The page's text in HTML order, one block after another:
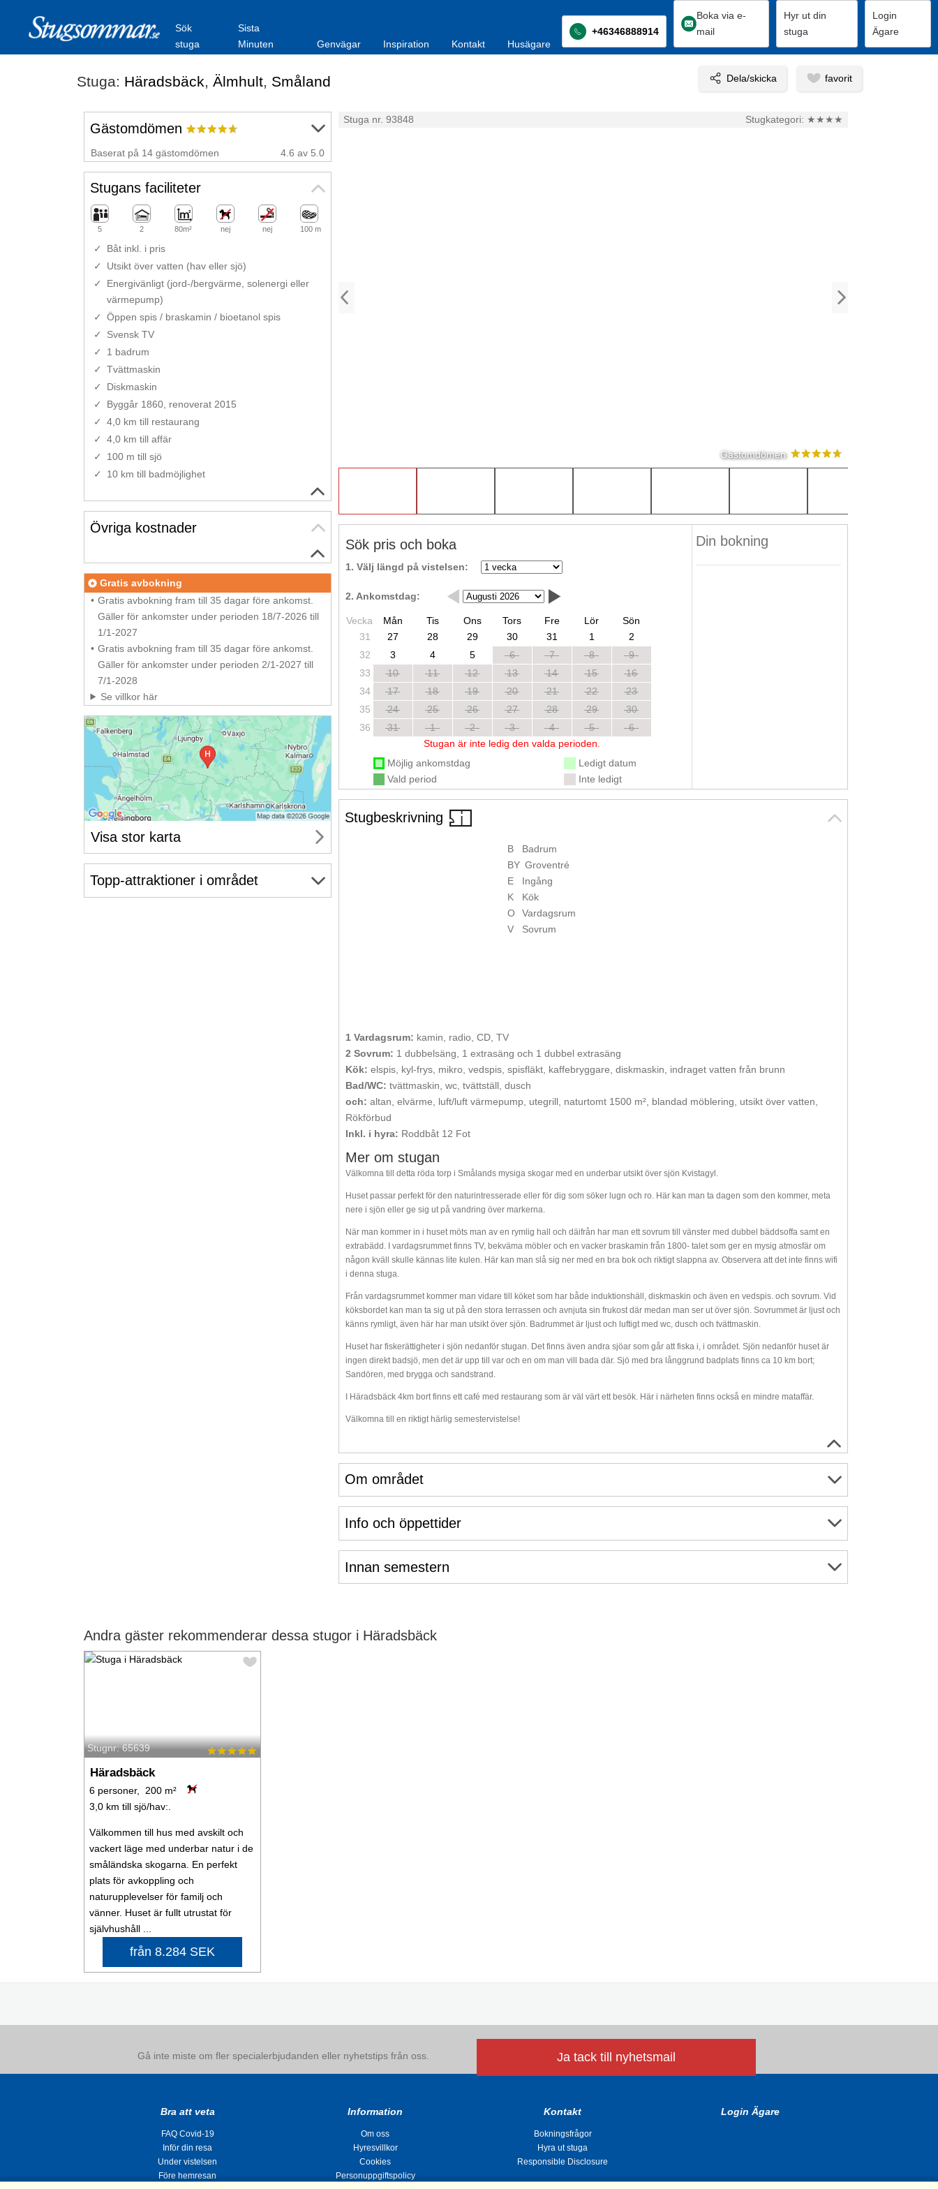
Sök
stuga
Sista
Minuten
Genvägar Inspiration Kontakt Husägare
+46346888914
Boka via e-
mail
Hyr ut din
stuga
Login
Ägare
Stuga: Häradsbäck, Älmhult, Småland
Stuga nr. 93848 Stugkategori: ★★★★
Gästomdömen
Sök pris och boka
1. Välj längd på vistelsen:
2. Ankomstdag:
Vecka Mån Tis Ons Tors Fre Lör
Sön
31
27 28 29 30 31 1
2
32
3 4 5 6 7 8
9
33
10 11 12 13 14 15
16
34
17 18 19 20 21 22
23
35
24 25 26 27 28 29
30
36
31 1 2 3 4 5
6
Stugan är inte ledig den valda perioden.
Möjlig ankomstdag
Vald period
Ledigt datum
Inte ledigt
Din bokning
Stugbeskrivning
B
Badrum
BY Groventré
E
Ingång
K
Kök
O
Vardagsrum
V
Sovrum
1 Vardagsrum: kamin, radio, CD, TV
2 Sovrum: 1 dubbelsäng, 1 extrasäng och 1 dubbel extrasäng
Kök: elspis, kyl-frys, mikro, vedspis, spisfläkt, kaffebryggare, diskmaskin, indraget vatten från brunn
Bad/WC: tvättmaskin, wc, tvättställ, dusch
och: altan, elvärme, luft/luft värmepump, utegrill, naturtomt 1500 m², blandad möblering, utsikt över vatten,
Rökförbud
Inkl. i hyra: Roddbåt 12 Fot
Mer om stugan
Välkomna till detta röda torp i Smålands mysiga skogar med en underbar utsikt över sjön Kvistagyl.
Huset passar perfekt för den naturintresserade eller för dig som söker lugn och ro. Här kan man ta dagen som den kommer, meta
nere i sjön eller ge sig ut på vandring över markerna.
När man kommer in i huset möts man av en rymlig hall och däifrån har man ett sovrum till vänster med dubbel bäddsoffa samt en
extrabädd. I vardagsrummet finns TV, bekväma möbler och en vacker braskamin från 1800- talet som ger en mysig atmosfär om
någon kväll skulle kännas lite kulen. Här kan man slå sig ner med en bra bok och riktigt slappna av. Observera att det inte finns wifi
i denna stuga.
Från vardagsrummet kommer man vidare till köket som har både induktionshäll, diskmaskin och även en vedspis. och sovrum. Vid
köksbordet kan man ta sig ut på den stora terrassen och avnjuta sin frukost där medan man ser ut över sjön. Sovrummet är ljust och
känns rymligt, även här har man utsikt över sjön. Badrummet är ljust och luftigt med wc, dusch och tvättmaskin.
Huset har fiskerättigheter i sjön nedanför stugan. Det finns även andra sjöar som går att fiska i, i området. Sjön nedanför huset är
ingen direkt badsjö, men det är upp till var och en om man vill bada där. Sjö med bra långgrund badplats finns ca 10 km bort;
Sandören, med brygga och sandstrand.
I Häradsbäck 4km bort finns ett café med restaurang som är väl värt ett besök. Här i närheten finns också en mindre mataffär.
Välkomna till en riktigt härlig semestervistelse!
Om området
Info och öppettider
Innan semestern
Gästomdömen
Baserat på 14 gästomdömen 4.6 av 5.0
Stugans faciliteter
5 2 80m² nej nej 100 m
Båt inkl. i pris
Utsikt över vatten (hav eller sjö)
Energivänligt (jord-/bergvärme, solenergi eller
värmepump)
Öppen spis / braskamin / bioetanol spis
Svensk TV
1 badrum
Tvättmaskin
Diskmaskin
Byggår 1860, renoverat 2015
4,0 km till restaurang
4,0 km till affär
100 m till sjö
10 km till badmöjlighet
Övriga kostnader
Gratis avbokning
Gratis avbokning fram till 35 dagar före ankomst.
Gäller för ankomster under perioden 18/7-2026 till
1/1-2027
Gratis avbokning fram till 35 dagar före ankomst.
Gäller för ankomster under perioden 2/1-2027 till
7/1-2028
Se villkor här
Visa stor karta
Topp-attraktioner i området
Andra gäster rekommenderar dessa stugor i Häradsbäck
Stugnr: 65639
Häradsbäck
6 personer, 200 m²
3,0 km till sjö/hav:.
Välkommen till hus med avskilt och
vackert läge med underbar natur i de
småländska skogarna. En perfekt
plats för avkoppling och
naturupplevelser för familj och
vänner. Huset är fullt utrustat för
självhushåll ...
från 8.284 SEK
Gå inte miste om fler specialerbjudanden eller nyhetstips från oss. Ja tack till nyhetsmail
Bra att veta
FAQ Covid-19
Inför din resa
Under vistelsen
Före hemresan
Information
Om oss
Hyresvillkor
Cookies
Personuppgiftspolicy
Kontakt
Bokningsfrågor
Hyra ut stuga
Responsible Disclosure
Login Ägare